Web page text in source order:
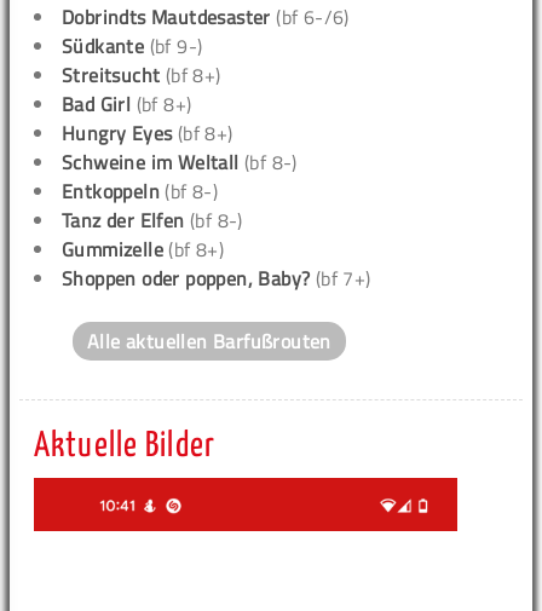
Dobrindts Mautdesaster (bf 6-/6)
Südkante (bf 9-)
Streitsucht (bf 8+)
Bad Girl (bf 8+)
Hungry Eyes(bf 8+)
Schweine im Weltall (bf 8-)
Entkoppeln (bf 8-)
Tanz der Elfen (bf 8-)
Gummizelle (bf 8+)
Shoppen oder poppen, Baby? (bf 7+)
Alle aktuellen Barfußrouten
Aktuelle Bilder